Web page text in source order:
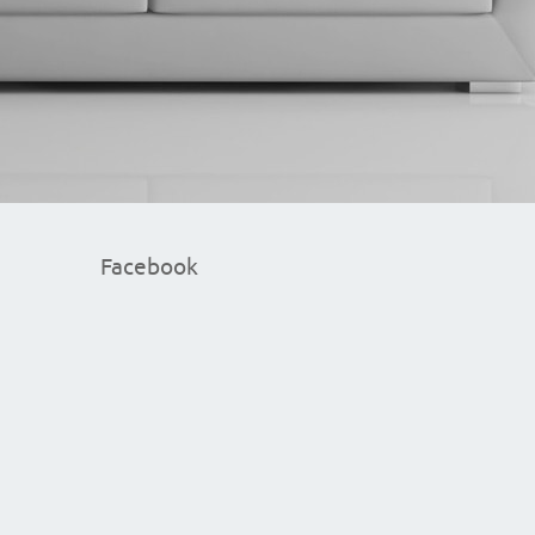
Facebook